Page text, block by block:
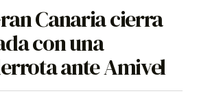
Canaria cierra
con una
ante Amivel